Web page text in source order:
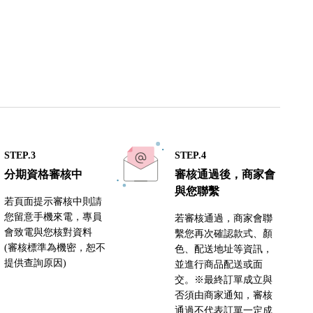
STEP.3
分期資格審核中
若頁面提示審核中則請
您留意手機來電，專員
會致電與您核對資料
(審核標準為機密，恕不
提供查詢原因)
STEP.4
審核通過後，商家會
與您聯繫
若審核通過，商家會聯
繫您再次確認款式、顏
色、配送地址等資訊，
並進行商品配送或面
交。※最終訂單成立與
否須由商家通知，審核
通過不代表訂單一定成